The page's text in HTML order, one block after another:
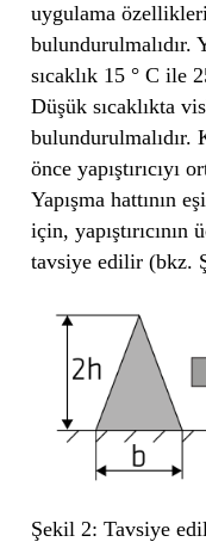
uygulama
bulundurulmalıdır.
sıcaklık 15 ° C ile
Düşük sıcaklıkta
önce yapıştırıcıyı
Yapışma hattının
için,
tavsiye edilir (bkz.
Şekil 2: Tavsiye